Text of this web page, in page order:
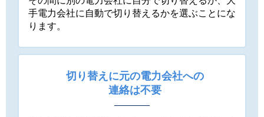
手電力会社に自動で切り替えるかを選ぶことにな
ります。
切り替えに元の電力会社への
連絡は不要